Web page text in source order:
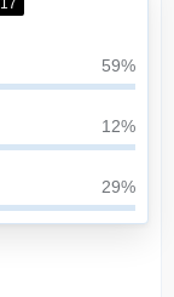
59%
12%
29%